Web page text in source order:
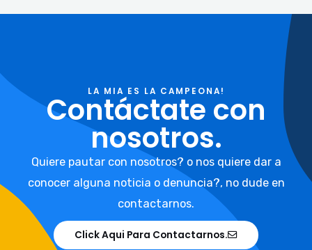
LA MIA ES LA CAMPEONA!
Contáctate con
nosotros.
Quiere pautar con nosotros? o nos quiere dar a
conocer alguna noticia o denuncia?, no dude en
contactarnos.
Click Aqui Para Contactarnos.